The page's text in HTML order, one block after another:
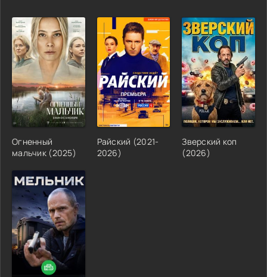
Огненный
мальчик (2025)
Райский (2021-
2026)
Зверский коп
(2026)